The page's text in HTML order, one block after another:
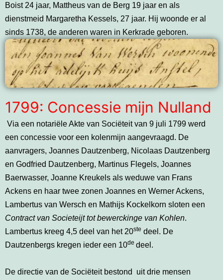
Boist 24 jaar, Mattheus van de Berg 19 jaar en als
dienstmeid Margaretha Kessels, 27 jaar. Hij woonde er al
sinds 1738, de anderen waren in Kerkrade geboren.
1799: Concessie mijn Nulland
Via een notariële Akte van Sociëteit van 9 juli 1799 werd
een concessie voor een kolenmijn aangevraagd. De
aanvragers, Joannes Dautzenberg, Nicolaas Dautzenberg
en Godfried Dautzenberg, Martinus Flegels, Joannes
Baerwasser, Joanne Kreukels als weduwe van Frans
Ackens en haar twee zonen Joannes en Werner Ackens,
Lambertus van Wersch en Mathijs Kockelkorn sloten een
Contract van Societeijt tot bewerckinge van Kohlen.
Lambertus kreeg 4,5 deel van het 20ste deel. De
Dautzenbergs kregen ieder een 10de deel.
De directie van de Sociëteit bestond uit drie mensen